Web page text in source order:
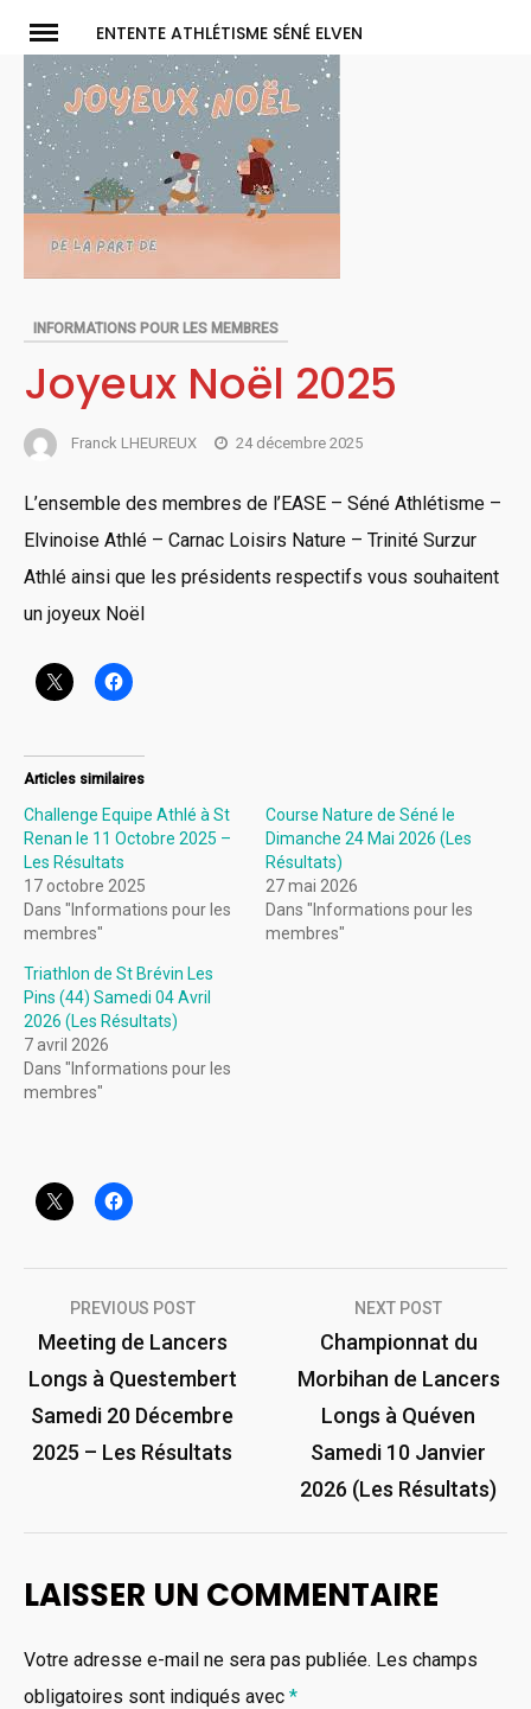
content
ENTENTE ATHLÉTISME SÉNÉ ELVEN
INFORMATIONS POUR LES MEMBRES
Joyeux Noël 2025
Franck LHEUREUX 24 décembre 2025
L’ensemble des membres de l’EASE – Séné Athlétisme –
Elvinoise Athlé – Carnac Loisirs Nature – Trinité Surzur
Athlé ainsi que les présidents respectifs vous souhaitent
un joyeux Noël
Articles similaires
Challenge Equipe Athlé à St
Renan le 11 Octobre 2025 –
Les Résultats
17 octobre 2025
Dans "Informations pour les
membres"
Course Nature de Séné le
Dimanche 24 Mai 2026 (Les
Résultats)
27 mai 2026
Dans "Informations pour les
membres"
Triathlon de St Brévin Les
Pins (44) Samedi 04 Avril
2026 (Les Résultats)
7 avril 2026
Dans "Informations pour les
membres"
Navigation
de
l’article
PREVIOUS POST
Meeting de Lancers
Longs à Questembert
Samedi 20 Décembre
2025 – Les Résultats
NEXT POST
Championnat du
Morbihan de Lancers
Longs à Quéven
Samedi 10 Janvier
2026 (Les Résultats)
LAISSER UN COMMENTAIRE
Votre adresse e-mail ne sera pas publiée. Les champs
obligatoires sont indiqués avec *